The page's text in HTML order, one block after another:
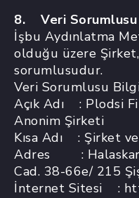
8. Veri
İşbu Aydınlatma
olduğu üzere
sorumlusudur.
Veri Sorumlusu
Açık Adı : Plodsi
Anonim Şirketi
Kısa Adı : Şirket
Adres :
Cad. 38-66e/ 215
İnternet Sitesi :